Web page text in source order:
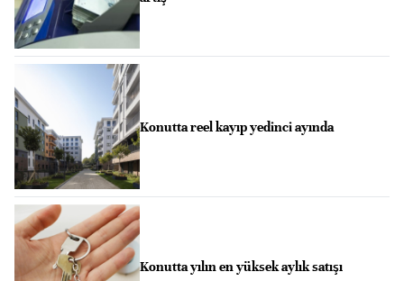
Konutta reel kayıp yedinci ayında
Konutta yılın en yüksek aylık satışı